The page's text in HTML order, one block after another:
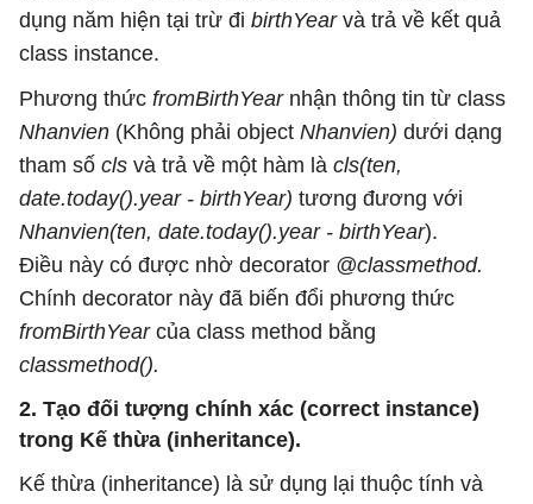
dụng năm hiện tại trừ đi birthYearvà trả về kết quả
class instance.
Phương thức fromBirthYearnhận thông tin từ class
Nhanvien (Không phải object Nhanvien) dưới dạng
tham số cls và trả về một hàm là cls(ten,
date.today().year - birthYear) tương đương với
Nhanvien(ten, date.today().year - birthYear).
Điều này có được nhờ decorator @classmethod.
Chính decorator này đã biến đổi phương thức
fromBirthYearcủa class method bằng
classmethod().
2. Tạo đối tượng chính xác (correct instance)
trong Kế thừa (inheritance).
Kế thừa (inheritance) là sử dụng lại thuộc tính và